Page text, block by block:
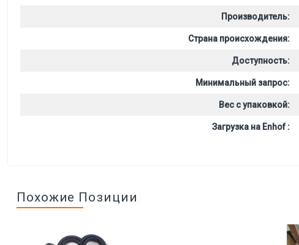
Производитель:
Страна происхождения:
Доступность:
Минимальный запрос:
Вес с упаковкой:
Загрузка на Enhof :
Похожие Позиции